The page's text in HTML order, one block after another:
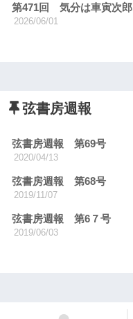
第471回 気分は車寅次郎
2026/06/01
弦書房週報
弦書房週報 第69号
2020/04/13
弦書房週報 第68号
2019/11/07
弦書房週報 第6７号
2019/06/03